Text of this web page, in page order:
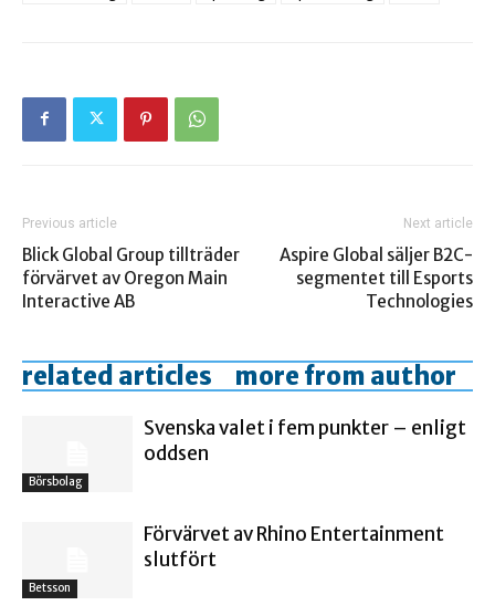
Previous article
Blick Global Group tillträder
förvärvet av Oregon Main
Interactive AB
Next article
Aspire Global säljer B2C-
segmentet till Esports
Technologies
related articles more from author
Börsbolag
Svenska valet i fem punkter – enligt
oddsen
Betsson
Förvärvet av Rhino Entertainment
slutfört